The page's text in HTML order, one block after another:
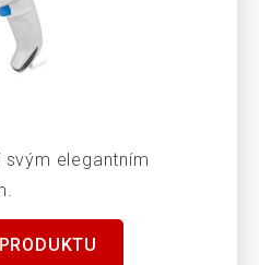
elegantním